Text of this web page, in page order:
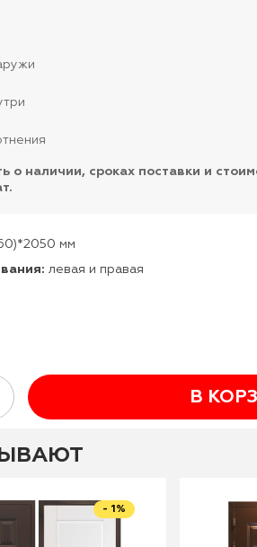
о наличии, сроках поставки и
мм
левая и правая
В
- 1%